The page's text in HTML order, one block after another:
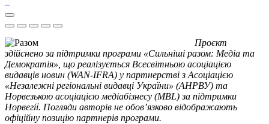
Проєкт
здійснено за підтримки програми «Сильніші разом: Медіа та
Демократія», що реалізується Всесвітньою асоціацією
видавців новин (WAN-IFRA) у партнерстві з Асоціацією
«Незалежні регіональні видавці України» (АНРВУ) та
Норвезькою асоціацією медіабізнесу (MBL) за підтримки
Норвегії. Погляди авторів не обов’язково відображають
офіційну позицію партнерів програми.